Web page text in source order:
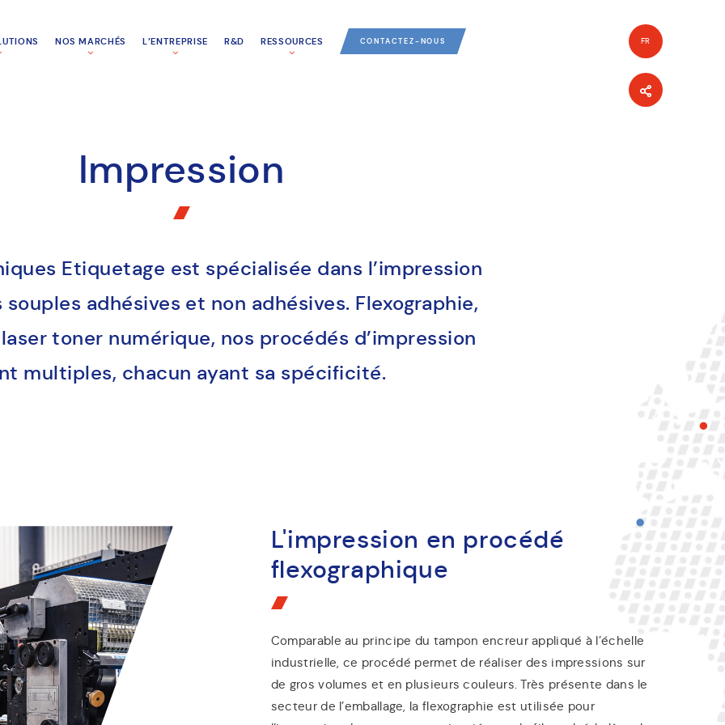
NOS MARCHÉS L’ENTREPRISE R&D RESSOURCES CONTACTEZ-NOUS FR
Impression
Etiquetage est spécialisée dans l’impression
adhésives et non adhésives. Flexographie,
toner numérique, nos procédés d’impression
multiples, chacun ayant sa spécificité.
L'impression en procédé
flexographique
Comparable au principe du tampon encreur appliqué à l’échelle
industrielle, ce procédé permet de réaliser des impressions sur
de gros volumes et en plusieurs couleurs. Très présente dans le
secteur de l’emballage, la flexographie est utilisée pour